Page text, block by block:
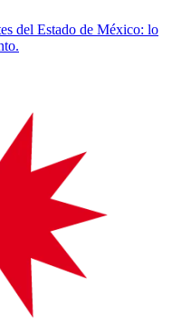
del Estado de México: lo